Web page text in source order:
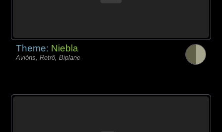
Theme: Niebla
Avións, Retrô, Biplane